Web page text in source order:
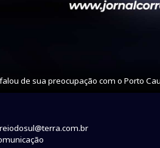
de sua preocupação com o Porto